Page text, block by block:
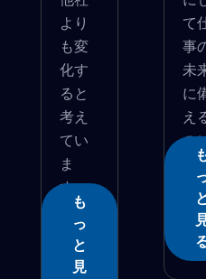
より
も変
化す
ると
考え
てい
ま
す。
変�...
も
っ
と
見
て
事
未
に
え
の
役